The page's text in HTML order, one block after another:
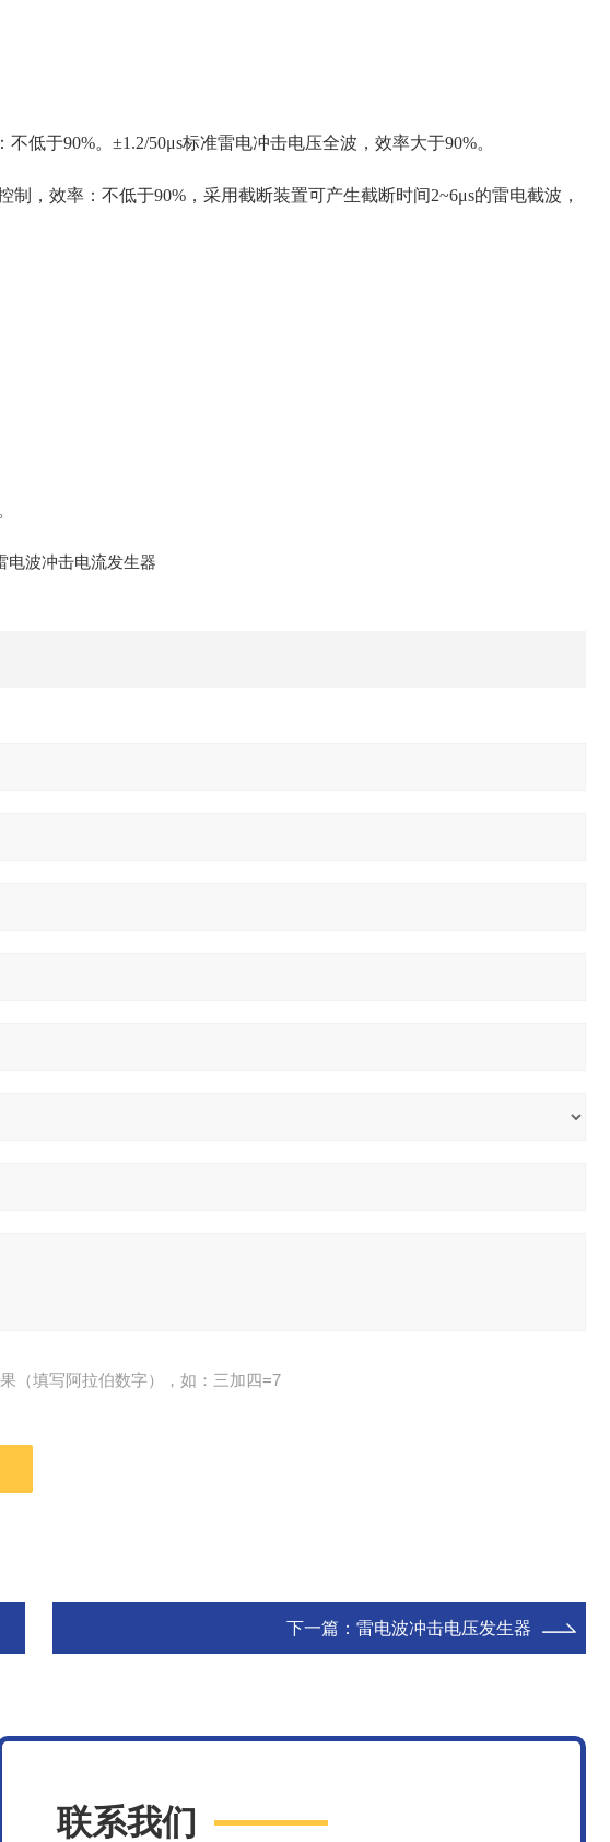
低于90%。±1.2/50μs标准雷电冲击电压全波，效率大于90%。
，效率：不低于90%，采用截断装置可产生截断时间2~6μs的雷电截波，
（填写阿拉伯数字），如：三加四=7
下一篇： 雷电波冲击电压发生器
联系我们